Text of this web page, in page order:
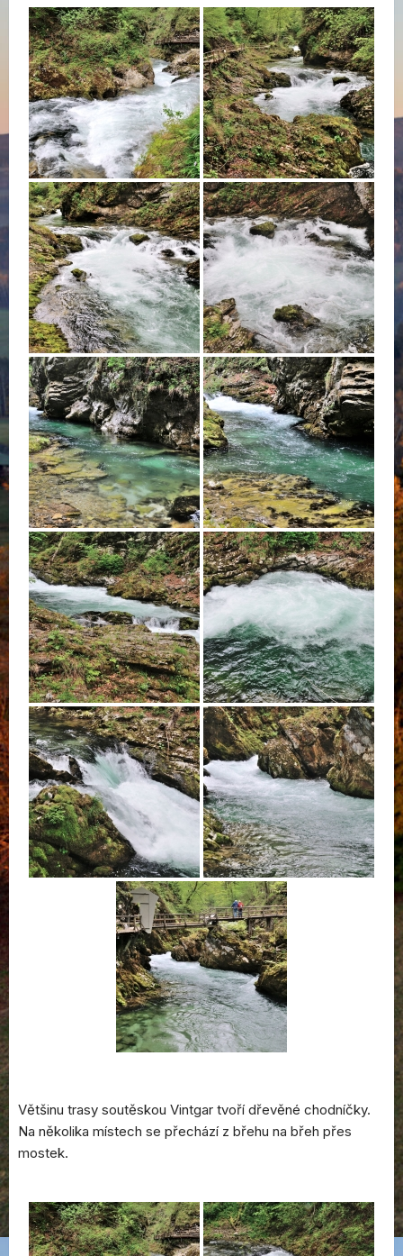
Většinu trasy soutěskou Vintgar tvoří dřevěné chodníčky.
Na několika místech se přechází z břehu na břeh přes
mostek.